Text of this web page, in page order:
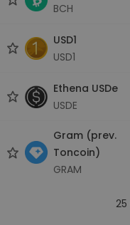
BCH
USD1
USD1
Ethena USDe
USDE
Gram (prev.
Toncoin)
GRAM
25